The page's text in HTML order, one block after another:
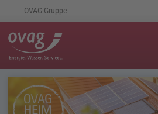
OVAG-Gruppe